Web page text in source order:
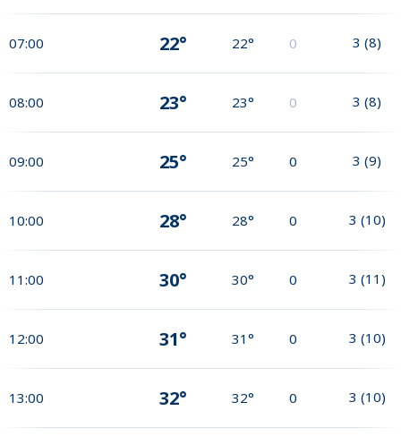
07:00 22° 22° 0 3 (8)
08:00 23° 23° 0 3 (8)
09:00 25° 25° 0 3 (9)
10:00 28° 28° 0 3 (10)
11:00 30° 30° 0 3 (11)
12:00 31° 31° 0 3 (10)
13:00 32° 32° 0 3 (10)